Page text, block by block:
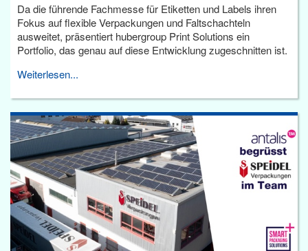
Da die führende Fachmesse für Etiketten und Labels ihren
Fokus auf flexible Verpackungen und Faltschachteln
ausweitet, präsentiert hubergroup Print Solutions ein
Portfolio, das genau auf diese Entwicklung zugeschnitten ist.
Weiterlesen...